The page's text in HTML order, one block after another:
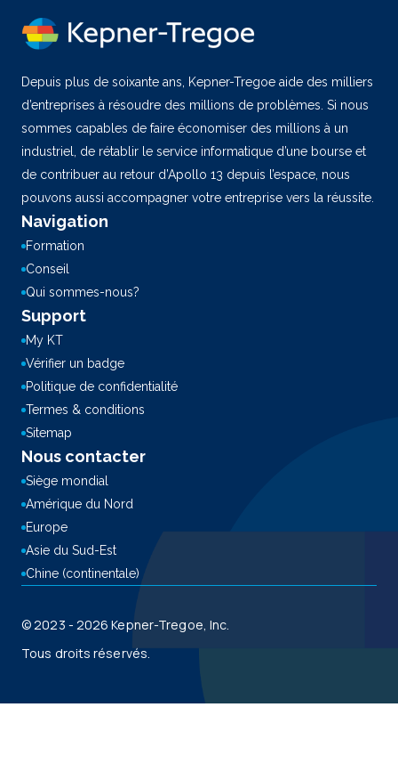
Depuis plus de soixante ans, Kepner-Tregoe aide des milliers
d’entreprises à résoudre des millions de problèmes. Si nous
sommes capables de faire économiser des millions à un
industriel, de rétablir le service informatique d’une bourse et
de contribuer au retour d’Apollo 13 depuis l’espace, nous
pouvons aussi accompagner votre entreprise vers la réussite.
Navigation
Formation
Conseil
Qui sommes-nous?
Support
My KT
Vérifier un badge
Politique de confidentialité
Termes & conditions
Sitemap
Nous contacter
Siège mondial
Amérique du Nord
Europe
Asie du Sud-Est
Chine (continentale)
© 2023 - 2026 Kepner-Tregoe, Inc.
Tous droits réservés.